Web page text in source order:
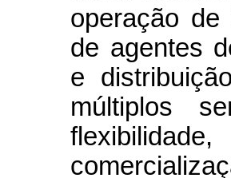
operação
de agentes
e
múltiplos